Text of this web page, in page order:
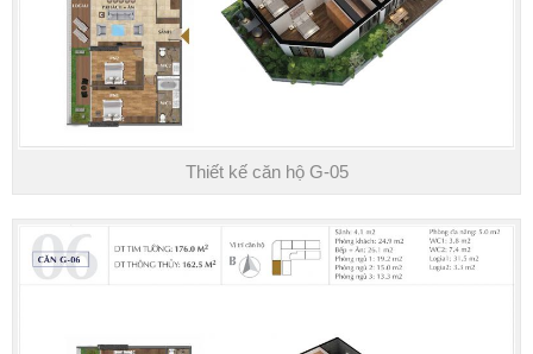
Thiết kế căn hộ G-05